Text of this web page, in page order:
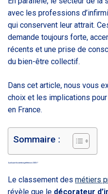
avec les professions
qui conservent leur attrait.
demande toujours forte,
récents et une prise de
du bien-être collectif.
Dans cet article, nous vous
choix et les implications
en France.
Sommaire :
Quels sont les métiers préférés en 2025 ?
Le classement des métiers
révèle que le décorateur